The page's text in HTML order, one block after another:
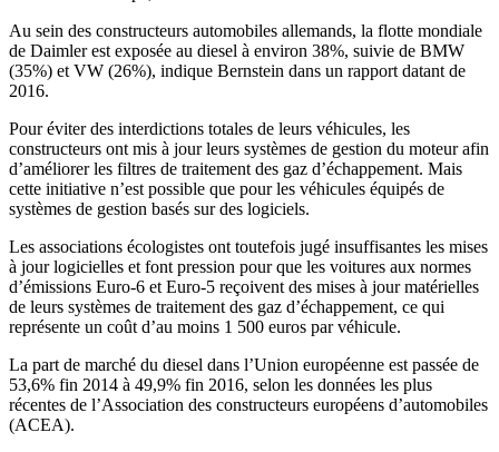
Au sein des constructeurs automobiles allemands, la flotte mondiale
de Daimler est exposée au diesel à environ 38%, suivie de BMW
(35%) et VW (26%), indique Bernstein dans un rapport datant de
2016.
Pour éviter des interdictions totales de leurs véhicules, les
constructeurs ont mis à jour leurs systèmes de gestion du moteur afin
d’améliorer les filtres de traitement des gaz d’échappement. Mais
cette initiative n’est possible que pour les véhicules équipés de
systèmes de gestion basés sur des logiciels.
Les associations écologistes ont toutefois jugé insuffisantes les mises
à jour logicielles et font pression pour que les voitures aux normes
d’émissions Euro-6 et Euro-5 reçoivent des mises à jour matérielles
de leurs systèmes de traitement des gaz d’échappement, ce qui
représente un coût d’au moins 1 500 euros par véhicule.
La part de marché du diesel dans l’Union européenne est passée de
53,6% fin 2014 à 49,9% fin 2016, selon les données les plus
récentes de l’Association des constructeurs européens d’automobiles
(ACEA).